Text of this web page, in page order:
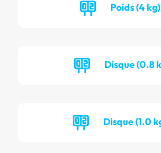
Poids (4
Disque (0.8
Disque (1.0